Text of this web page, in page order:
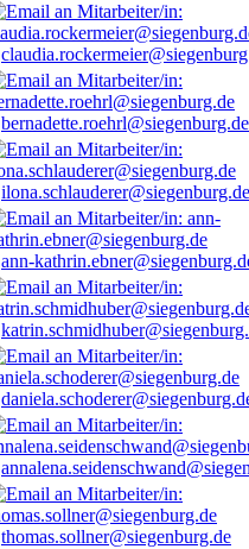
bernadette.roehrl@siegenburg.de
ilona.schlauderer@siegenburg.de
ann-
thomas.sollner@siegenburg.de